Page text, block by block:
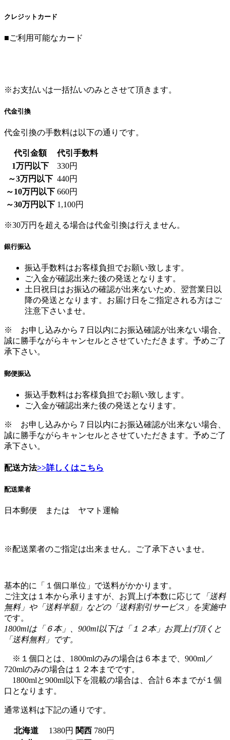
クレジットカード
■ご利用可能なカード
※お支払いは一括払いのみとさせて頂きます。
代金引換
代金引換の手数料は以下の通りです。
代引金額
代引手数料
1万円以下
330円
～3万円以下 440円
～10万円以下 660円
～30万円以下 1,100円
※30万円を超える場合は代金引換は行えません。
銀行振込
振込手数料はお客様負担でお願い致します。
ご入金が確認出来た後の発送となります。
土日祝日はお振込の確認が出来ないため、翌営業日以
降の発送となります。お届け日をご指定される方はご
注意下さいませ。
※ お申し込みから７日以内にお振込確認が出来ない場合、
誠に勝手ながらキャンセルとさせていただきます。予めご了
承下さい。
郵便振込
振込手数料はお客様負担でお願い致します。
ご入金が確認出来た後の発送となります。
※ お申し込みから７日以内にお振込確認が出来ない場合、
誠に勝手ながらキャンセルとさせていただきます。予めご了
承下さい。
配送方法>>詳しくはこちら
配送業者
日本郵便 または ヤマト運輸
※配送業者のご指定は出来ません。ご了承下さいませ。
基本的に「１個口単位」で送料がかかります。
ご注文は１本から承りますが、お買上げ本数に応じて
「送料
無料」や「送料半額」などの「送料割引サービス」を実施中
です。
1800mlは「６本」、900ml以下は「１２本」お買上げ頂くと
「送料無料」です。
※１個口とは、1800mlのみの場合は６本まで、900ml／
720mlのみの場合は１２本までです。
1800mlと900ml以下を混載の場合は、合計６本までが１個
口となります。
通常送料は下記の通りです。
北海道 1380円 関西 780円